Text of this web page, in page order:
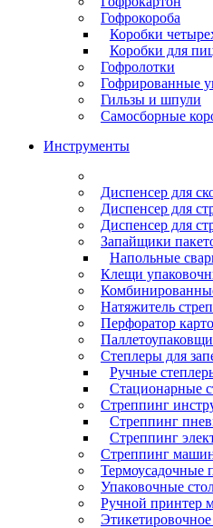
Гофрокороба
Коробки
Коробки для
Гофролотки
Гофрированные
Гильзы и шпули
Самосборные
Инструменты
Диспенсер для
Диспенсер для
Диспенсер для
Запайщики
Напольные
Клещи
Натяжитель
Перфоратор
Степлеры для
Ручные
Стационарные
Стреппинг
Стреппинг
Стреппинг
Стреппинг
Термоусадочные
Упаковочные
Ручной принтер